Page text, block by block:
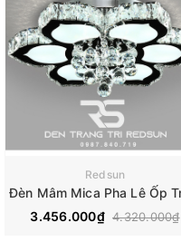
Redsun
3.456.000₫ 4.320.000₫